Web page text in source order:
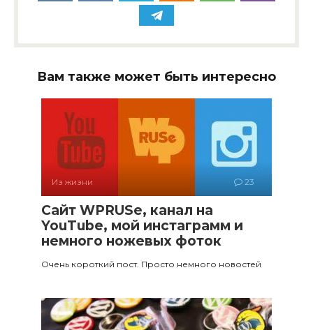
Вам также может быть интересно
Из жизни 23
Сайт WPRUSe, канал на
YouTube, мой инстаграмм и
немного ножевых фоток
Очень короткий пост. Просто немного новостей